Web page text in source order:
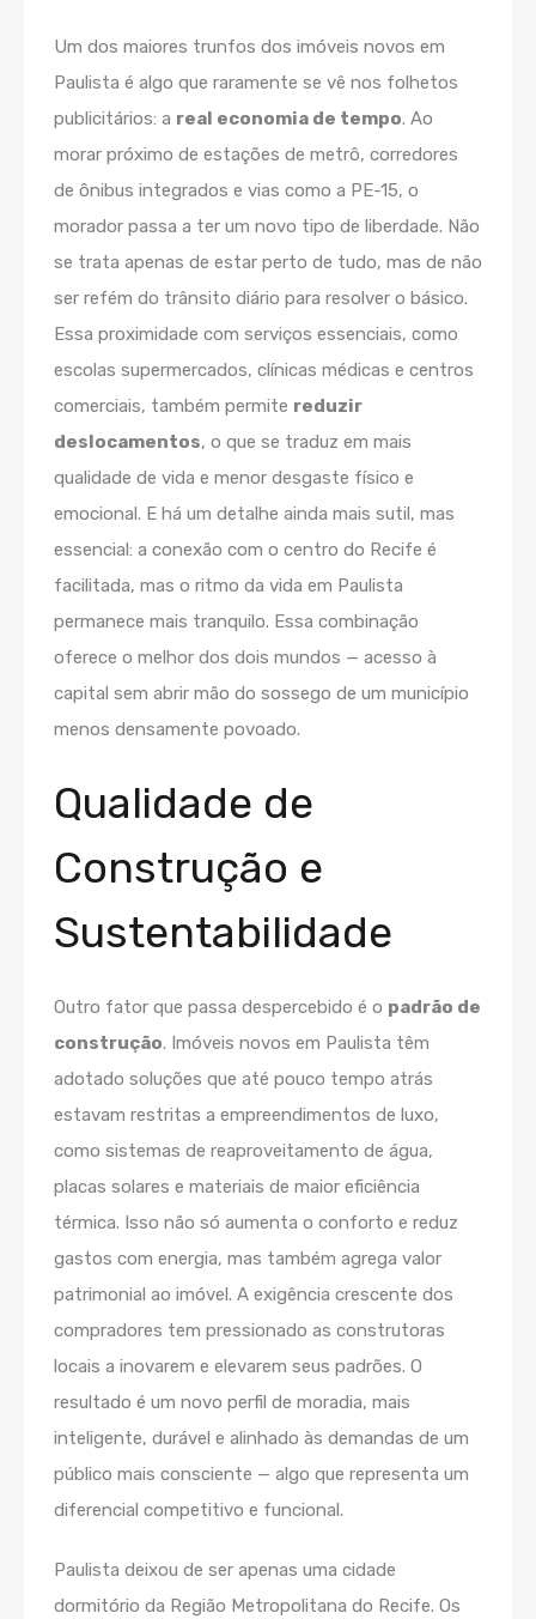
Um dos maiores trunfos dos imóveis novos em
Paulista é algo que raramente se vê nos folhetos
publicitários: a real economia de tempo. Ao
morar próximo de estações de metrô, corredores
de ônibus integrados e vias como a PE-15, o
morador passa a ter um novo tipo de liberdade. Não
se trata apenas de estar perto de tudo, mas de não
ser refém do trânsito diário para resolver o básico.
Essa proximidade com serviços essenciais, como
escolas supermercados, clínicas médicas e centros
comerciais, também permite reduzir
deslocamentos, o que se traduz em mais
qualidade de vida e menor desgaste físico e
emocional. E há um detalhe ainda mais sutil, mas
essencial: a conexão com o centro do Recife é
facilitada, mas o ritmo da vida em Paulista
permanece mais tranquilo. Essa combinação
oferece o melhor dos dois mundos — acesso à
capital sem abrir mão do sossego de um município
menos densamente povoado.
Qualidade de
Construção e
Sustentabilidade
Outro fator que passa despercebido é o padrão de
construção. Imóveis novos em Paulista têm
adotado soluções que até pouco tempo atrás
estavam restritas a empreendimentos de luxo,
como sistemas de reaproveitamento de água,
placas solares e materiais de maior eficiência
térmica. Isso não só aumenta o conforto e reduz
gastos com energia, mas também agrega valor
patrimonial ao imóvel. A exigência crescente dos
compradores tem pressionado as construtoras
locais a inovarem e elevarem seus padrões. O
resultado é um novo perfil de moradia, mais
inteligente, durável e alinhado às demandas de um
público mais consciente — algo que representa um
diferencial competitivo e funcional.
Paulista deixou de ser apenas uma cidade
dormitório da Região Metropolitana do Recife. Os